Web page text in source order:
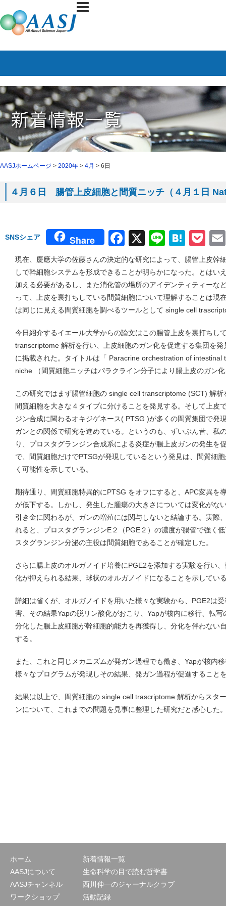
AASJホームページ > 2020年 > 4月 > 6日
４月６日 腸管上皮細胞と間質ニッチ（４月１日
SNSシェア Share Facebook
X Line
現在、慶應大学の佐藤さんの決定的な研究によって、腸管上皮幹
しで幹細胞システムを形成できることが明らかになった。とはい
加える必要があるし、また消化管の場所のアイデンティティーな
って、上皮を裏打ちしている間質細胞について理解することは現
は同じに見える間質細胞を調べるツールとして single cell
今日紹介するイエール大学からの論文はこの腸管上皮を裏打ちし
transcriptome 解析を行い、上皮細胞のガン化を促進する集団を
に掲載された。タイトルは「 Paracrine orchestration of
niche （間質細胞ニッチはパラクライン分子により腸上皮のガン
この研究ではまず腸管細胞の single cell transcriptome (SCT) 解
間質細胞を大きな４タイプに分けることを発見する。そして上皮
ジン合成に関わるオキジゲネース( PTSG )が多くの間質集団で発
ガンとの関係で研究を進めている。というのも、ずいぶん昔、私
り、プロスタグランジン合成系による炎症が腸上皮ガンの発生を
で、間質細胞だけでPTSGが発現しているという発見は、間質細
く可能性を示している。
期待通り、間質細胞特異的にPTSG をオフにすると、APC変異を
が低下する。しかし、発生した腫瘍の大きさについては変化がな
引き金に関わるが、ガンの増殖には関与しないと結論する。実際
れると、プロスタグランジンE２（PGE２）の濃度が腸管で強く
スタグランジン分泌の主役は間質細胞であることが確定した。
さらに腸上皮のオルガノイド培養にPGE2を添加する実験を行い
化が抑えられる結果、球状のオルガノイドになることを示してい
詳細は省くが、オルガノイドを用いた様々な実験から、PGE2は
害、その結果Yapの脱リン酸化がおこり、Yapが核内に移行、転
分化した腸上皮細胞が幹細胞的能力を再獲得し、分化を伴わない
する。
また、これと同じメカニズムが発ガン過程でも働き、Yapが核内
様々なプログラムが発現しその結果、発ガン過程が促進すること
結果は以上で、間質細胞の single cell trascriptome 解析からスタ
ンについて、これまでの問題を見事に整理した研究だと感心した
ホーム
AASJについて
AASJチャンネル
ワークショップ
新着情報一覧
生命科学の目で読む哲学書
西川伸一のジャーナルクラブ
活動記録